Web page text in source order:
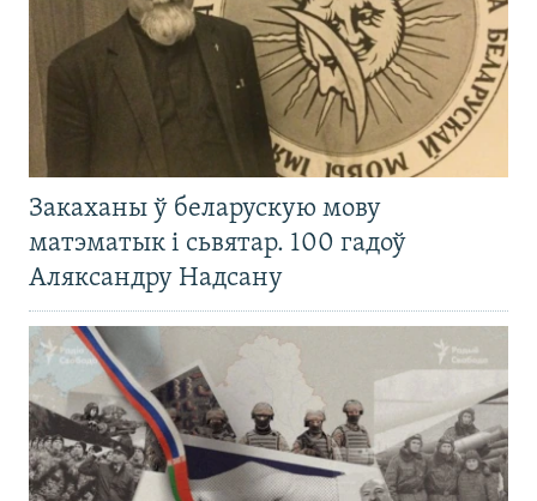
Закаханы ў беларускую мову
матэматык і сьвятар. 100 гадоў
Аляксандру Надсану